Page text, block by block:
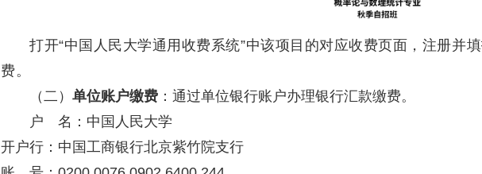
打开“中国人民大学通用收费系统”中该项目的对应收费页面，注册并
费。
（二） 单位账户缴费 ： 通过单位银行账户办理银行汇款缴费。
户 名：中国人民大学
开户行：中国工商银行北京紫竹院支行